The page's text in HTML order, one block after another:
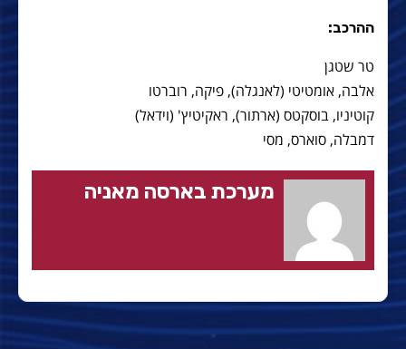
ההרכב:
טר שטגן
אלבה, אומטיטי (לאנגלה), פיקה, רוברטו
קוטיניו, בוסקטס (ארתור), ראקיטיץ' (וידאל)
דמבלה, סוארס, מסי
מערכת בארסה מאניה